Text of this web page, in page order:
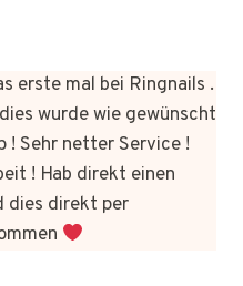
erste mal bei Ringnails .
wurde wie gewünscht
! Sehr netter Service !
! Hab direkt einen
dies direkt per